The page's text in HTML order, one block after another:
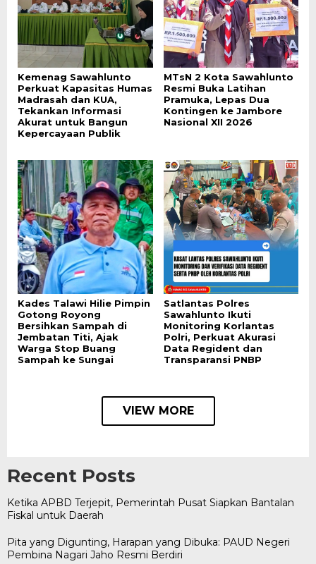
Kemenag Sawahlunto
Perkuat Kapasitas Humas
Madrasah dan KUA,
Tekankan Informasi
Akurat untuk Bangun
Kepercayaan Publik
MTsN 2 Kota Sawahlunto
Resmi Buka Latihan
Pramuka, Lepas Dua
Kontingen ke Jambore
Nasional XII 2026
Kades Talawi Hilie Pimpin
Gotong Royong
Bersihkan Sampah di
Jembatan Titi, Ajak
Warga Stop Buang
Sampah ke Sungai
Satlantas Polres
Sawahlunto Ikuti
Monitoring Korlantas
Polri, Perkuat Akurasi
Data Regident dan
Transparansi PNBP
VIEW MORE
Recent Posts
Ketika APBD Terjepit, Pemerintah Pusat Siapkan Bantalan
Fiskal untuk Daerah
Pita yang Digunting, Harapan yang Dibuka: PAUD Negeri
Pembina Nagari Jaho Resmi Berdiri